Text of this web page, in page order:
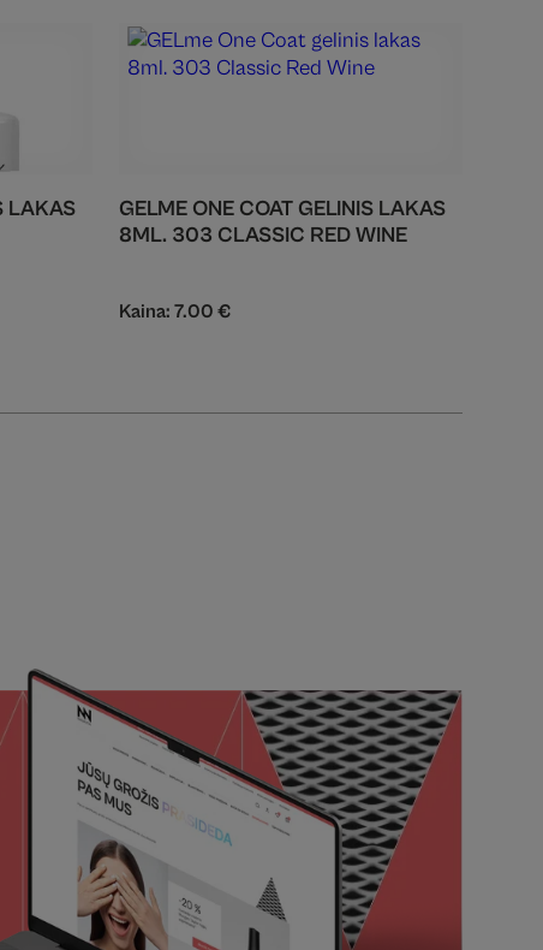
LAKAS
GELME ONE COAT GELINIS LAKAS
8ML. 303 CLASSIC RED WINE
Kaina:7.00€